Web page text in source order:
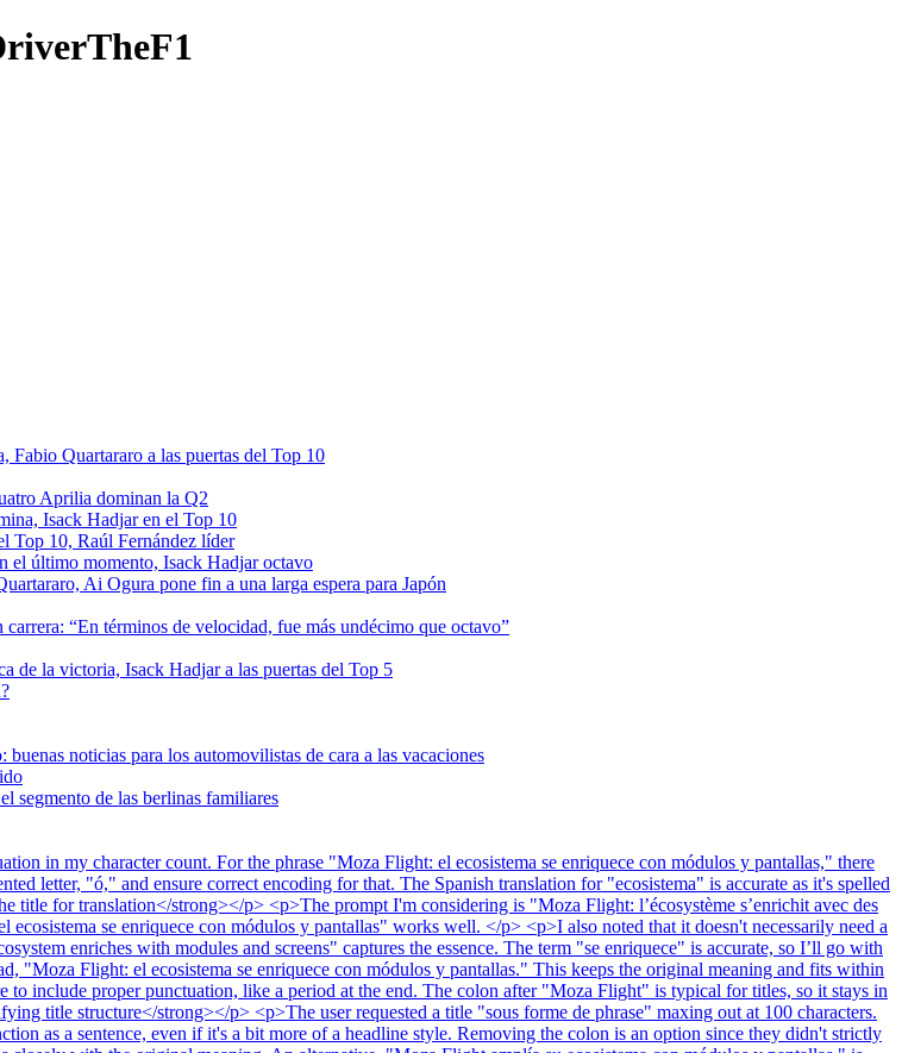
Quartararo a las puertas del Top 10
Aprilia dominan la Q2
Isack Hadjar en el Top 10
Top 10, Raúl Fernández líder
el último momento, Isack Hadjar octavo
Ai Ogura pone fin a una larga espera para Japón
“En términos de velocidad, fue más undécimo que octavo”
de la victoria, Isack Hadjar a las puertas del Top 5
noticias para los automovilistas de cara a las vacaciones
segmento de las berlinas familiares
in my character count. For the phrase "Moza Flight: el ecosistema se enriquece con módulos y pantallas," there
letter, "ó," and ensure correct encoding for that. The Spanish translation for "ecosistema" is accurate as it's spelled
for translation</strong></p> <p>The prompt I'm considering is "Moza Flight: l’écosystème s’enrichit avec des
se enriquece con módulos y pantallas" works well. </p> <p>I also noted that it doesn't necessarily need a
enriches with modules and screens" captures the essence. The term "se enriquece" is accurate, so I’ll go with
"Moza Flight: el ecosistema se enriquece con módulos y pantallas." This keeps the original meaning and fits within
to include proper punctuation, like a period at the end. The colon after "Moza Flight" is typical for titles, so it stays in
title structure</strong></p> <p>The user requested a title "sous forme de phrase" maxing out at 100 characters.
as a sentence, even if it's a bit more of a headline style. Removing the colon is an option since they didn't strictly